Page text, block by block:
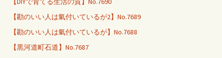
【勘のいい人は氣付いているが2】No.7689
【勘のいい人は氣付いているが】No.7688
【黒河道町石道】No.7687